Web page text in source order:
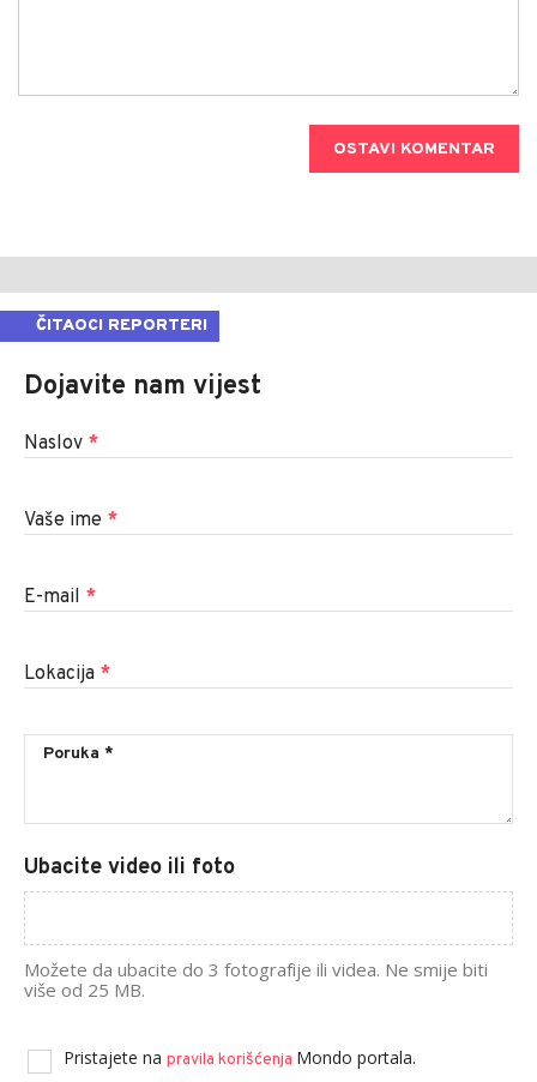
OSTAVI KOMENTAR
ČITAOCI REPORTERI
Dojavite nam vijest
Naslov *
Vaše ime *
E-mail *
Lokacija *
Ubacite video ili foto
Možete da ubacite do 3 fotografije ili videa. Ne smije biti
više od 25 MB.
Pristajete na pravila korišćenja Mondo portala.